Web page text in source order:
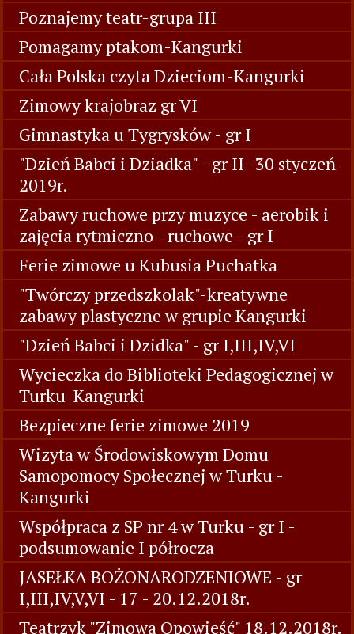
Poznajemy teatr-grupa III
Pomagamy ptakom-Kangurki
Cała Polska czyta Dzieciom-Kangurki
Zimowy krajobraz gr VI
Gimnastyka u Tygrysków - gr I
"Dzień Babci i Dziadka" - gr II- 30 styczeń
2019r.
Zabawy ruchowe przy muzyce - aerobik i
zajęcia rytmiczno - ruchowe - gr I
Ferie zimowe u Kubusia Puchatka
"Twórczy przedszkolak"-kreatywne
zabawy plastyczne w grupie Kangurki
"Dzień Babci i Dzidka" - gr I,III,IV,VI
Wycieczka do Biblioteki Pedagogicznej w
Turku-Kangurki
Bezpieczne ferie zimowe 2019
Wizyta w Środowiskowym Domu
Samopomocy Społecznej w Turku -
Kangurki
Współpraca z SP nr 4 w Turku - gr I -
podsumowanie I półrocza
JASEŁKA BOŻONARODZENIOWE - gr
I,III,IV,V,VI - 17 - 20.12.2018r.
Teatrzyk "Zimowa Opowieść" 18.12.2018r.